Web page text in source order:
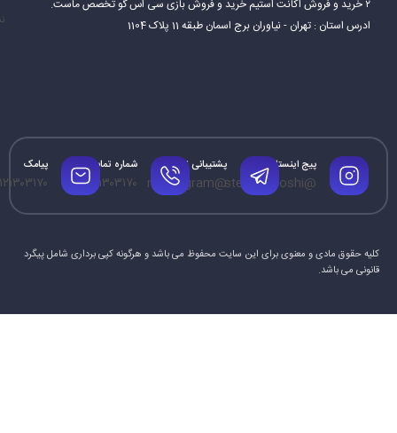
۲ خرید و فروش اکانت استیم خرید و فروش بازی سی اس گو تخصص ماست.
ادرس استان : تهران - نیاوران برج اسمان طبقه 11 پلاک 1104
پیج اینستاگرام
@steamforoshi
پشتیبانی تلگرام
@mrtelegram
شماره تماس
۰۹۱۲۱۳۰۳۱۷۰
پیامک
کلیه حقوق مادی و معنوی برای این سایت محفوظ می باشد و هرگونه کپی برداری شامل پیگرد
قانونی می باشد.